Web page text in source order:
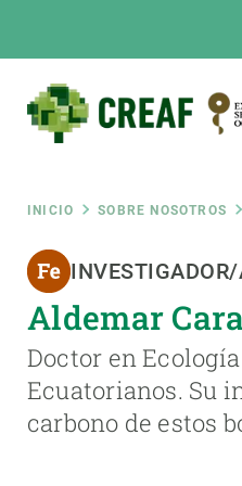
Ruta
de
INICIO SOBRE NOSOTROS
Aldemar
Doctor en
Ecuatorianos. Su
carbono de estos
INTRANET
menu
SOBRE NOSOTROS
El Centro
Organización
Transparencia